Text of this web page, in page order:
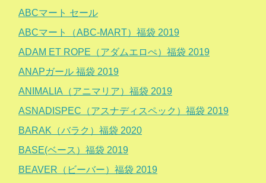
ABCマート セール
ABCマート（ABC-MART）福袋 2019
ADAM ET ROPE（アダムエロぺ）福袋 2019
ANAPガール 福袋 2019
ANIMALIA（アニマリア）福袋 2019
ASNADISPEC（アスナディスペック）福袋 2019
BARAK（バラク）福袋 2020
BASE(ベース）福袋 2019
BEAVER（ビーバー）福袋 2019